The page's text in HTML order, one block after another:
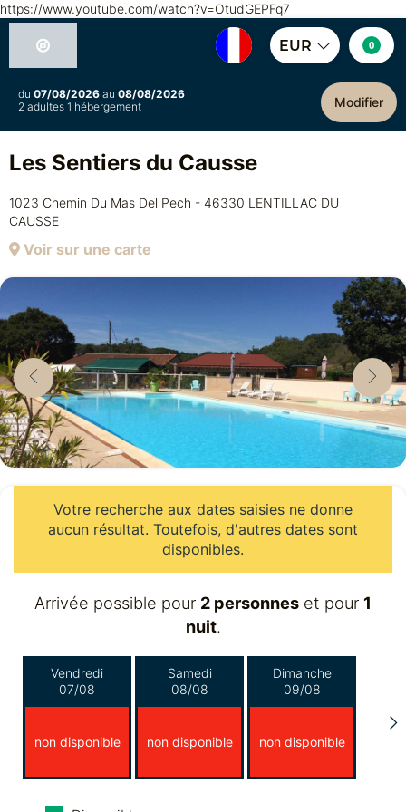
https://www.youtube.com/watch?v=OtudGEPFq7
EUR 0
du 07/08/2026 au 08/08/2026
2 adultes 1 hébergement
Modifier
Les Sentiers du Causse
1023 Chemin Du Mas Del Pech - 46330 LENTILLAC DU
CAUSSE
Voir sur une carte
Votre recherche aux dates saisies ne donne
aucun résultat. Toutefois, d'autres dates sont
disponibles.
Arrivée possible pour 2 personnes et pour 1
nuit.
Vendredi
07/08
non disponible
Samedi
08/08
non disponible
Dimanche
09/08
non disponible
Lundi